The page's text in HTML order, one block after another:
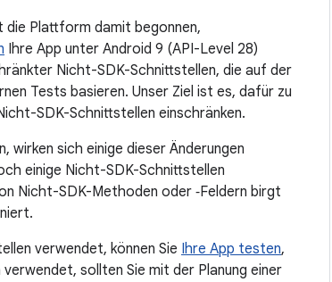
die Plattform damit begonnen,
Ihre App unter Android 9 (API-Level 28)
Nicht-SDK-Schnittstellen, die auf der
Tests basieren. Unser Ziel ist es, dafür zu
SDK-Schnittstellen einschränken.
wirken sich einige dieser Änderungen
einige Nicht-SDK-Schnittstellen
Nicht-SDK-Methoden oder ‑Feldern birgt
verwendet, können Sie Ihre App testen,
sollten Sie mit der Planung einer